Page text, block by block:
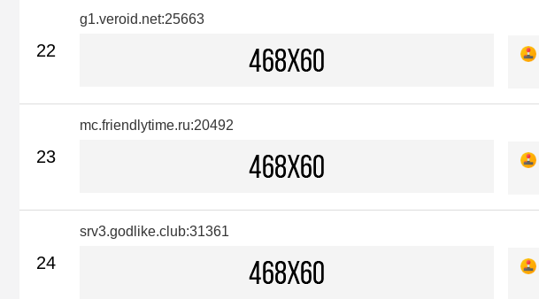
22
g1.veroid.net:25663
23
mc.friendlytime.ru:20492
24
srv3.godlike.club:31361